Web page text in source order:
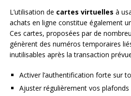
L’utilisation de cartes virtuelles à
achats en ligne constitue également
Ces cartes, proposées par de
génèrent des numéros temporaires
inutilisables après la transaction
Activer l’authentification forte sur
Ajuster régulièrement vos